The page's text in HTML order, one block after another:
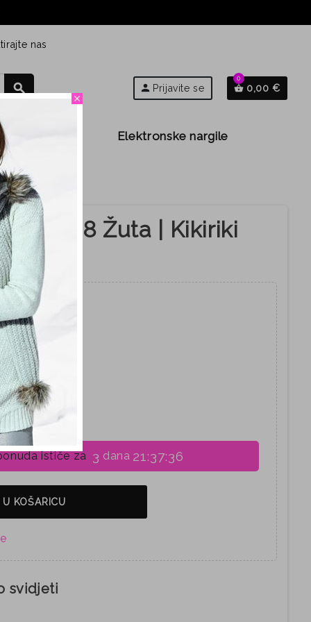
nas
search person Prijavite se shopping_basket
0
0,00 €
Elektronske nargile
81228 Žuta | Kikiriki
L
ističe za 3 dana 21:37:35
KOŠARICU
svidjeti
close